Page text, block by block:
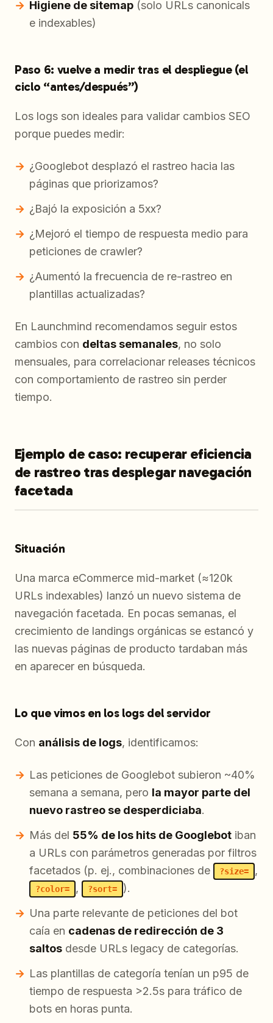
Higiene de sitemap (solo URLs canonicals
e indexables)
Paso 6: vuelve a medir tras el despliegue (el
ciclo “antes/después”)
Los logs son ideales para validar cambios SEO
porque puedes medir:
¿Googlebot desplazó el rastreo hacia las
páginas que priorizamos?
¿Bajó la exposición a 5xx?
¿Mejoró el tiempo de respuesta medio para
peticiones de crawler?
¿Aumentó la frecuencia de re-rastreo en
plantillas actualizadas?
En Launchmind recomendamos seguir estos
cambios con deltas semanales, no solo
mensuales, para correlacionar releases técnicos
con comportamiento de rastreo sin perder
tiempo.
Ejemplo de caso: recuperar eficiencia
de rastreo tras desplegar navegación
facetada
Situación
Una marca eCommerce mid-market (≈120k
URLs indexables) lanzó un nuevo sistema de
navegación facetada. En pocas semanas, el
crecimiento de landings orgánicas se estancó y
las nuevas páginas de producto tardaban más
en aparecer en búsqueda.
Lo que vimos en los logs del servidor
Con análisis de logs, identificamos:
Las peticiones de Googlebot subieron ~40%
semana a semana, pero la mayor parte del
nuevo rastreo se desperdiciaba.
Más del 55% de los hits de Googlebot iban
a URLs con parámetros generadas por filtros
facetados (p. ej., combinaciones de
?size= ,
?color= , ?sort=
).
Una parte relevante de peticiones del bot
caía en cadenas de redirección de 3
saltos desde URLs legacy de categorías.
Las plantillas de categoría tenían un p95 de
tiempo de respuesta >2.5s para tráfico de
bots en horas punta.